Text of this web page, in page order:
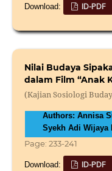
Download: ID-PDF
Nilai Budaya
dalam Film “Anak
(Kajian Sosiologi
Authors: Annisa
Syekh Adi Wijaya
Page: 233-241
Download: ID-PDF